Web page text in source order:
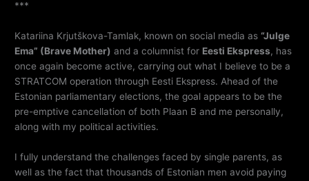
***
Katariina Krjutškova-Tamlak, known on social media as“Julge
Ema” (Brave Mother) and a columnist for Eesti Ekspress, has
once again become active, carrying out what I believe to be a
STRATCOM operation through Eesti Ekspress. Ahead of the
Estonian parliamentary elections, the goal appears to be the
pre-emptive cancellation of both Plaan B and me personally,
along with my political activities.
I fully understand the challenges faced by single parents, as
well as the fact that thousands of Estonian men avoid paying